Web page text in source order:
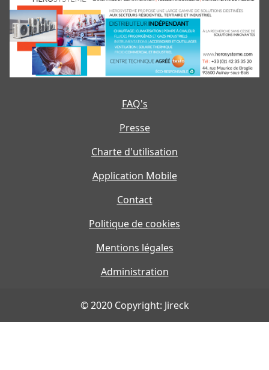
FAQ's
Presse
Charte d'utilisation
Application Mobile
Contact
Politique de cookies
Mentions légales
Administration
© 2020 Copyright: Jireck